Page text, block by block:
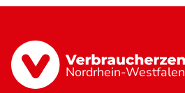
Nordrhein-Westfalen